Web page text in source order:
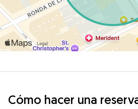
Cómo hacer una